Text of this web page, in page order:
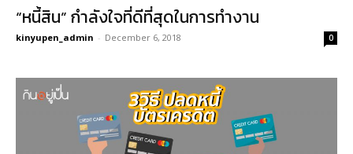
“หนี้สิน” กำลังใจที่ดีที่สุดในการทำงาน
kinyupen_admin - December 6, 2018 0